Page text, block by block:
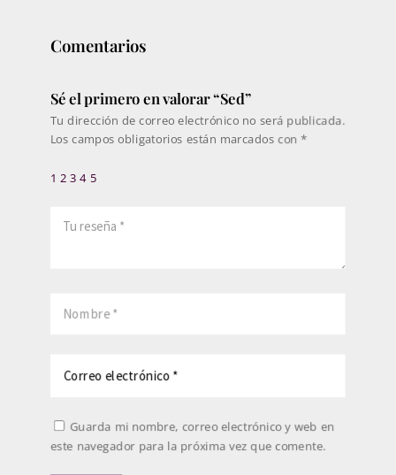
Comentarios
Sé el primero en valorar “Sed”
Tu dirección de correo electrónico no será publicada.
Los campos obligatorios están marcados con*
1 2 3 4 5
Guarda mi nombre, correo electrónico y web en
este navegador para la próxima vez que comente.